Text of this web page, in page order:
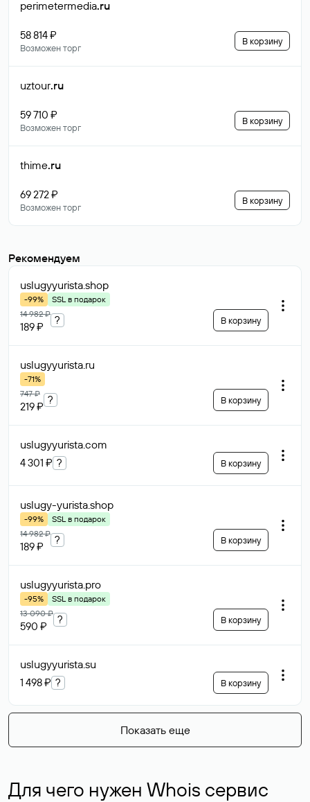
perimetermedia.ru
58 814 ₽
Возможен торг
В корзину
uztour.ru
59 710 ₽
Возможен торг
В корзину
thime.ru
69 272 ₽
Возможен торг
В корзину
Рекомендуем
uslugyyurista.shop
-99%
SSL в подарок
14 982 ₽
189 ₽
? В корзину
uslugyyurista.ru
-71%
747 ₽
219 ₽
? В корзину
uslugyyurista.com
4 301 ₽ ? В корзину
uslugy-yurista.shop
-99%
SSL в подарок
14 982 ₽
189 ₽
? В корзину
uslugyyurista.pro
-95%
SSL в подарок
13 090 ₽
590 ₽
? В корзину
uslugyyurista.su
1 498 ₽ ? В корзину
Показать еще
Для чего нужен Whois сервис